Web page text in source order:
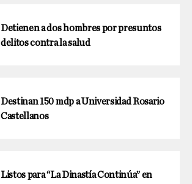
Detienen a dos hombres por presuntos
delitos contra la salud
Destinan 150 mdp a Universidad Rosario
Castellanos
Listos para “La Dinastía Continúa” en